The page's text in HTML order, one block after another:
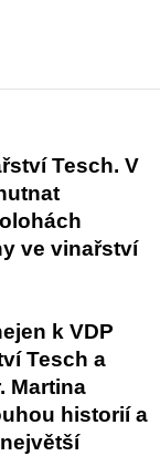
Tesch. V
ve vinařství
k VDP
Tesch a
Martina
historií a